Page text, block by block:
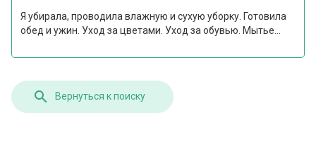
Я убирала, проводила влажную и сухую уборку. Готовила
обед и ужин. Уход за цветами. Уход за обувью. Мытье...
Вернуться к поиску